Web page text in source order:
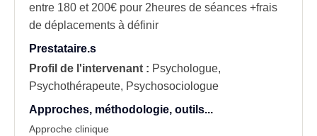
entre 180 et 200€ pour 2heures de séances +frais
de déplacements à définir
Prestataire.s
Profil de l'intervenant : Psychologue,
Psychothérapeute, Psychosociologue
Approches, méthodologie, outils...
Approche clinique